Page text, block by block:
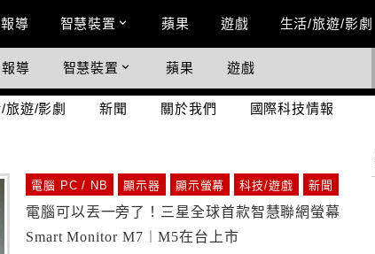
Menu
導 智慧裝置 蘋果 遊戲 生活/旅遊/影劇
技情報
導 智慧裝置 蘋果 遊戲
旅遊/影劇 新聞 關於我們 國際科技情報
電腦 PC / NB 顯示器 顯示螢幕 科技/遊戲 新聞
電腦可以丟一旁了！三星全球首款智慧聯網螢幕
Smart Monitor M7︱M5在台上市